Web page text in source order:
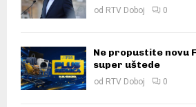
od RTV Doboj 0
Ne propustite novu
super uštede
od RTV Doboj 0